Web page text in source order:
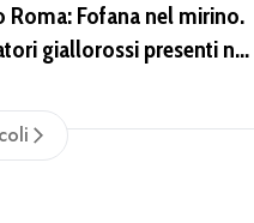
Roma: Fofana nel mirino.
giallorossi presenti nel
con il Lione